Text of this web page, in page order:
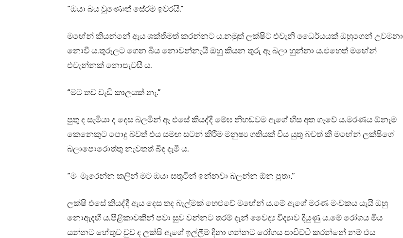
“ඔයා බය වුණොත් සේරම ඉවරයි.”
මහේන් කියන්නේ ඇය ශක්තිමත් කරන්නට ය.නමුත් ලක්ෂිට එවැනි ධෛර්යයක් ඔහුගෙන් උවමනා
නොවී ය.තුරුලට ගෙන බිය නොවන්නැයි ඔහු කියන තුරු ඈ බලා හුන්නා ය.එහෙත් මහේන්
එවැන්නක් නොපැවසී ය.
“මට තව වැඩි කාලයක් නෑ.”
පුතු ද සැමියා ද දෙස බලමින් ඈ එසේ කියද්දී මේඝ නිහඬවම ඇගේ හිස අත ගෑවේ ය.මරණය ඕනෑම
කෙනෙකුට පොදු බවත් එය සමඟ සටන් කිරීම මනුෂ්‍ය ගතියක් විය යුතු බවත් කී මහේන් ලක්ෂිගේ
බලාපොරොත්තු නැවතත් බිඳ දැමී ය.
“මං මැරෙන්න කලින් මට ඔයා සතුටින් ඉන්නවා බලන්න ඕන පුතා.”
ලක්ෂි එසේ කියද්දී ඇය දෙස තද බැල්මක් හෙළුවේ මහේන් ය.මේ ඇගේ මරණ මංචකය යැයි ඔහු
නොඇදහී ය.පිළිකාවකින් පවා සුව වන්නට තරම් දැන් වෛද්‍ය විද්‍යාව දියුණු ය.මේ රෝගය මිය
යන්නට හේතුව වුව ද ලක්ෂි ඇගේ ඉල්ලීම් දිනා ගන්නට රෝගය පාවිච්චි කරන්නේ නම් එය